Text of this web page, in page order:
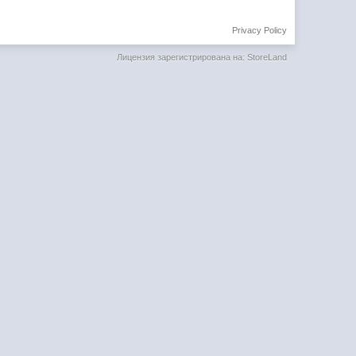
Privacy Policy
Лицензия зарегистрирована на: StoreLand